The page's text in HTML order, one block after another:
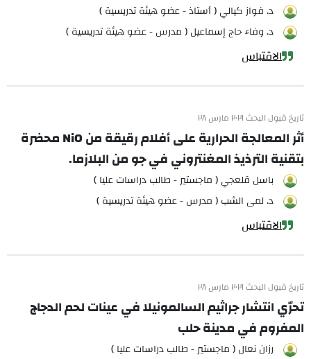
د. فواز كيالي ( أستاذ - عضو هيئة تدريسية )
د. وفاء حاج إسماعيل ( مدرس - عضو هيئة تدريسية )
الاقتباس
تاريخ قبول البحث ٢٠٢١ مارس ٢٨
أثر المعالجة الحرارية على أفلام رقيقة من NiO محضرة
بتقنية الترذيذ المغنتروني في جو من البلازما.
باسل قلعجي ( ماجستير - طالب دراسات عليا )
د. لمى الشب ( مدرس - عضو هيئة تدريسية )
الاقتباس
تاريخ قبول البحث ٢٠٢١ مارس ٢٨
تحرّي انتشار جراثيم السالمونيلا في عينات لحم الدجاج
المفروم في مدينة حلب
رزان نعال ( ماجستير - طالب دراسات عليا )